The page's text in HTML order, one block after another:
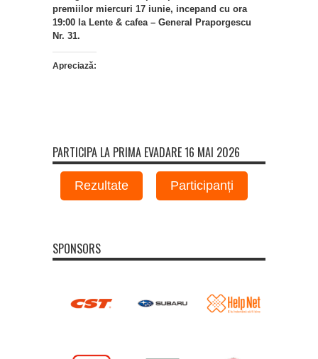
premiilor miercuri 17 iunie, incepand cu ora
19:00 la Lente & cafea – General Praporgescu
Nr. 31.
Apreciază:
PARTICIPA LA PRIMA EVADARE 16 MAI 2026
Rezultate Participanți
SPONSORS